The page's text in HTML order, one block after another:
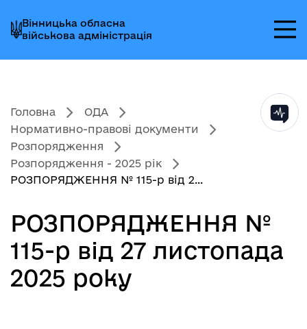
до
головного
меню
до
головного
вмісту
до
головного
колонтитула
Вінницька обласна
військова адміністрація
Головна
ОДА
Нормативно-правові документи
Розпорядження
Розпорядження - 2025 рік
РОЗПОРЯДЖЕННЯ № 115-р від 2...
РОЗПОРЯДЖЕННЯ №
115-р від 27 листопада
2025 року